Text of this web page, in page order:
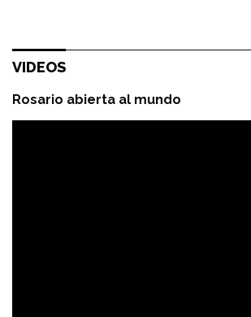
VIDEOS
Rosario abierta al mundo